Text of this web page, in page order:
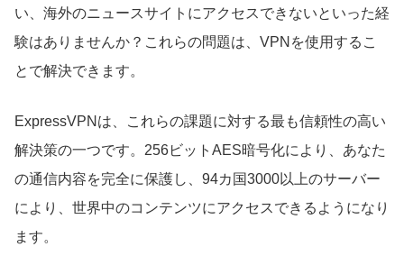
い、海外のニュースサイトにアクセスできないといった経
験はありませんか？これらの問題は、VPNを使用するこ
とで解決できます。
ExpressVPNは、これらの課題に対する最も信頼性の高い
解決策の一つです。256ビットAES暗号化により、あなた
の通信内容を完全に保護し、94カ国3000以上のサーバー
により、世界中のコンテンツにアクセスできるようになり
ます。